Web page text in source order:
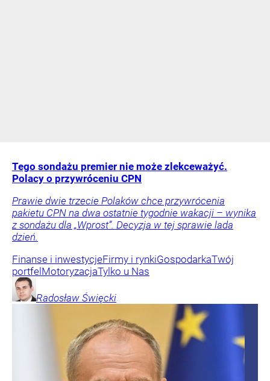
Tego sondażu premier nie może zlekceważyć.
Polacy o przywróceniu CPN
Prawie dwie trzecie Polaków chce przywrócenia
pakietu CPN na dwa ostatnie tygodnie wakacji – wynika
z sondażu dla „Wprost”. Decyzja w tej sprawie lada
dzień.
Finanse i inwestycjeFirmy i rynkiGospodarkaTwój
portfel MotoryzacjaTylko u Nas
Radosław Święcki